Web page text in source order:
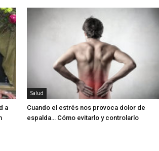
a
Salud
Cuando el estrés nos provoca dolor de
espalda… Cómo evitarlo y controlarlo